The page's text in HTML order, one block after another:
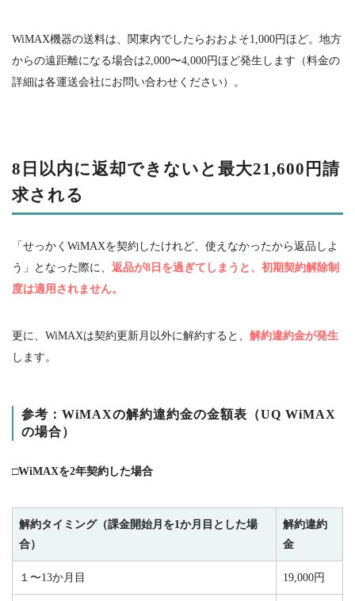
WiMAX機器の送料は、関東内でしたらおおよそ1,000円ほど。地方
からの遠距離になる場合は2,000〜4,000円ほど発生します（料金の
詳細は各運送会社にお問い合わせください）。
8 日以内に返却できないと最大21,600 円請
求される
「せっかく WiMAXを契約したけれど、使えなかったから返品しよ
う」となった際に、 返品が8日を過ぎてしまうと、初期契約解除制
度は適用されません。
更に、 WiMAXは契約更新月以外に解約すると、 解約違約金が発生
します。
参考： WiMAXの解約違約金の金額表（UQ WiMAX
の場合）
□WiMAXを2年契約した場合
解約タイミング（課金開始月を1か月目とした場
合）
解約違約
金
１〜13か月目 19,000円